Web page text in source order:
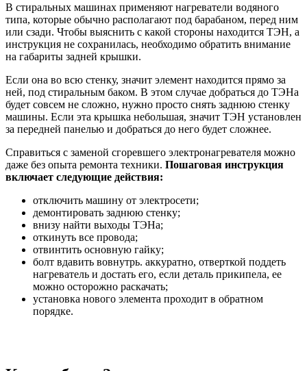
В стиральных машинах применяют нагреватели водяного
типа, которые обычно располагают под барабаном, перед ним
или сзади. Чтобы выяснить с какой стороны находится ТЭН, а
инструкция не сохранилась, необходимо обратить внимание
на габариты задней крышки.
Если она во всю стенку, значит элемент находится прямо за
ней, под стиральным баком. В этом случае добраться до ТЭНа
будет совсем не сложно, нужно просто снять заднюю стенку
машины. Если эта крышка небольшая, значит ТЭН установлен
за передней панелью и добраться до него будет сложнее.
Справиться с заменой сгоревшего электронагревателя можно
даже без опыта ремонта техники. Пошаговая инструкция
включает следующие действия:
отключить машину от электросети;
демонтировать заднюю стенку;
внизу найти выходы ТЭНа;
откинуть все провода;
отвинтить основную гайку;
болт вдавить вовнутрь. аккуратно, отверткой поддеть
нагреватель и достать его, если деталь прикипела, ее
можно осторожно раскачать;
установка нового элемента проходит в обратном
порядке.